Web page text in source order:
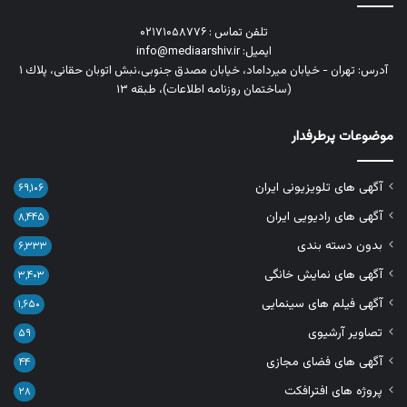
تلفن تماس : ۰۲۱۷۱۰۵۸۷۷۶
ایمیل: info@mediaarshiv.ir
آدرس: تهران - خیابان میرداماد، خیابان مصدق جنوبی،نبش اتوبان حقانی، پلاك ١
(ساختمان روزنامه اطلاعات)، طبقه ۱۳
موضوعات پرطرفدار
آگهی های تلویزیونی ایران ۶۹,۱۰۶
آگهی های رادیویی ایران ۸,۴۴۵
بدون دسته بندی ۶,۳۳۳
آگهی های نمایش خانگی ۳,۴۰۳
آگهی فیلم های سینمایی ۱,۶۵۰
تصاویر آرشیوی ۵۹
آگهی های فضای مجازی ۴۴
پروژه های افترافکت ۲۸